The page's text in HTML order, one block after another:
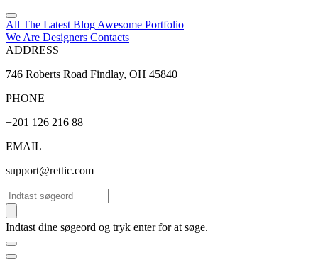
All The Latest Blog Awesome Portfolio
We Are Designers Contacts
ADDRESS
746 Roberts Road Findlay, OH 45840
PHONE
+201 126 216 88
EMAIL
support@rettic.com
Søg
Indtast dine søgeord og tryk enter for at søge.